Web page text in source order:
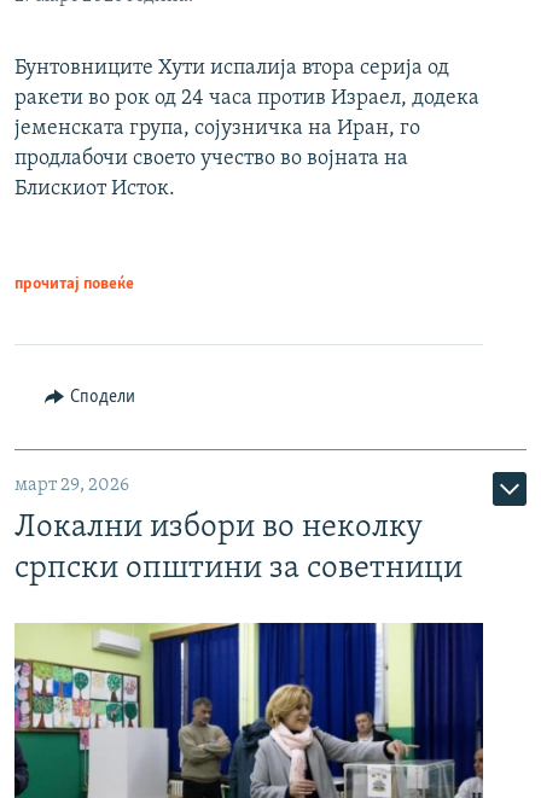
Бунтовниците Хути испалија втора серија од
ракети во рок од 24 часа против Израел, додека
јеменската група, сојузничка на Иран, го
продлабочи своето учество во војната на
Блискиот Исток.
прочитај повеќе
Сподели
март 29, 2026
Локални избори во неколку
српски општини за советници